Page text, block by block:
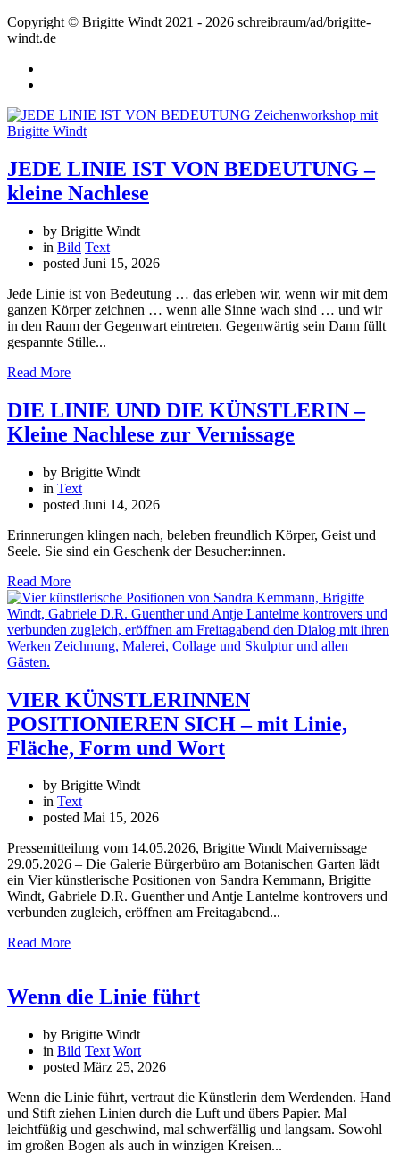
Copyright © Brigitte Windt 2021 - 2026 schreibraum/ad/brigitte-
windt.de
JEDE LINIE IST VON BEDEUTUNG –
kleine Nachlese
by Brigitte Windt
in Bild Text
posted Juni 15, 2026
Jede Linie ist von Bedeutung … das erleben wir, wenn wir mit dem
ganzen Körper zeichnen … wenn alle Sinne wach sind … und wir
in den Raum der Gegenwart eintreten. Gegenwärtig sein Dann füllt
gespannte Stille...
Read More
DIE LINIE UND DIE KÜNSTLERIN –
Kleine Nachlese zur Vernissage
by Brigitte Windt
in Text
posted Juni 14, 2026
Erinnerungen klingen nach, beleben freundlich Körper, Geist und
Seele. Sie sind ein Geschenk der Besucher:innen.
Read More
VIER KÜNSTLERINNEN
POSITIONIEREN SICH – mit Linie,
Fläche, Form und Wort
by Brigitte Windt
in Text
posted Mai 15, 2026
Pressemitteilung vom 14.05.2026, Brigitte Windt Maivernissage
29.05.2026 – Die Galerie Bürgerbüro am Botanischen Garten lädt
ein Vier künstlerische Positionen von Sandra Kemmann, Brigitte
Windt, Gabriele D.R. Guenther und Antje Lantelme kontrovers und
verbunden zugleich, eröffnen am Freitagabend...
Read More
Wenn die Linie führt
by Brigitte Windt
in Bild Text Wort
posted März 25, 2026
Wenn die Linie führt, vertraut die Künstlerin dem Werdenden. Hand
und Stift ziehen Linien durch die Luft und übers Papier. Mal
leichtfüßig und geschwind, mal schwerfällig und langsam. Sowohl
im großen Bogen als auch in winzigen Kreisen...